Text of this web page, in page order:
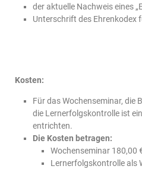
der aktuelle Nachweis eines
Unterschrift des Ehrenkodex
Kosten:
Für das Wochenseminar, die
die Lernerfolgskontrolle ist
entrichten.
Die Kosten betragen:
Wochenseminar 180,00
Lernerfolgskontrolle als